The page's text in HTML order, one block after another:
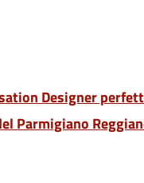
Designer
Parmigiano